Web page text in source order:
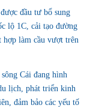
đầu tư bổ sung
lộ 1C, cải tạo đường
hợp làm cầu vượt trên
Cái đang hình
lịch, phát triển kinh
đảm bảo các yếu tố